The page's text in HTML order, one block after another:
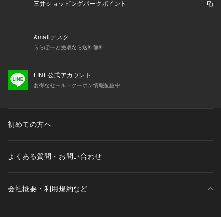
三井ショッピングパークポイント
&mallデスク
ららぽーと受取なら送料無料
LINE公式アカウント
お得なセール・クーポン情報配信中
初めての方へ
よくある質問・お問い合わせ
会社概要・利用規約など